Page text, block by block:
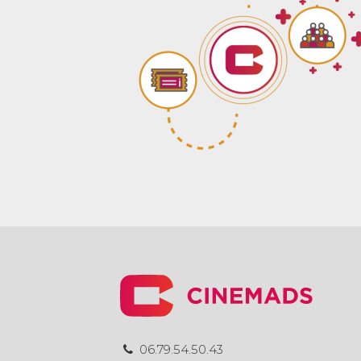
06.79.54.50.43